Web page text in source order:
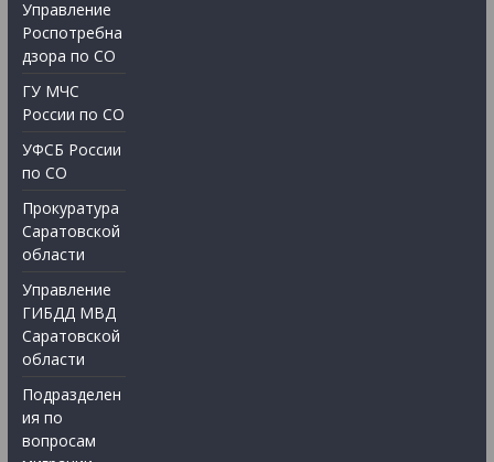
Управление
Роспотребна
дзора по СО
ГУ МЧС
России по СО
УФСБ России
по СО
Прокуратура
Саратовской
области
Управление
ГИБДД МВД
Саратовской
области
Подразделен
ия по
вопросам